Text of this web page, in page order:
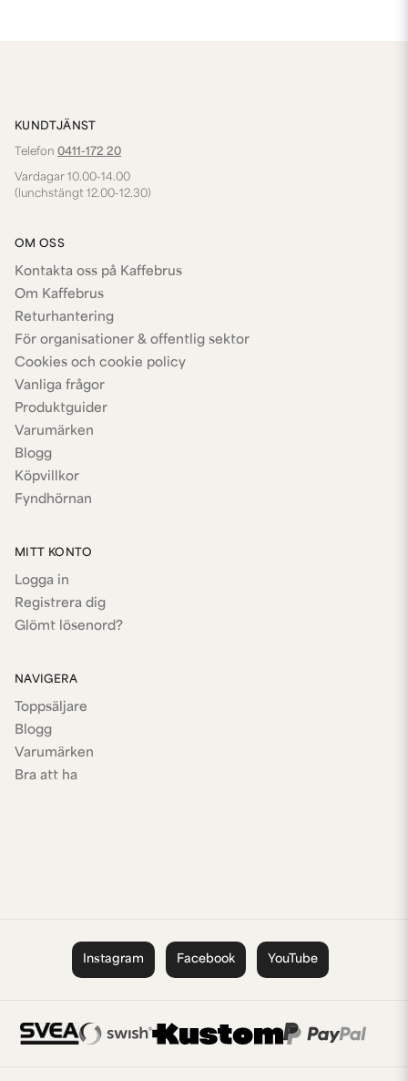
KUNDTJÄNST
Telefon 0411-172 20
Vardagar 10.00-14.00
(lunchstängt 12.00-12.30)
OM OSS
Kontakta oss på Kaffebrus
Om Kaffebrus
Returhantering
För organisationer & offentlig sektor
Cookies och cookie policy
Vanliga frågor
Produktguider
Varumärken
Blogg
Köpvillkor
Fyndhörnan
MITT KONTO
Logga in
Registrera dig
Glömt lösenord?
NAVIGERA
Toppsäljare
Blogg
Varumärken
Bra att ha
Instagram Facebook YouTube